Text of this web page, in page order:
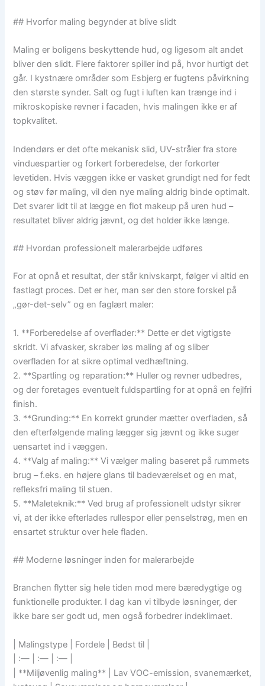
## Hvorfor maling begynder at blive slidt
Maling er boligens beskyttende hud, og ligesom alt andet
bliver den slidt. Flere faktorer spiller ind på, hvor hurtigt det
går. I kystnære områder som Esbjerg er fugtens påvirkning
den største synder. Salt og fugt i luften kan trænge ind i
mikroskopiske revner i facaden, hvis malingen ikke er af
topkvalitet.
Indendørs er det ofte mekanisk slid, UV-stråler fra store
vinduespartier og forkert forberedelse, der forkorter
levetiden. Hvis væggen ikke er vasket grundigt ned for fedt
og støv før maling, vil den nye maling aldrig binde optimalt.
Det svarer lidt til at lægge en flot makeup på uren hud –
resultatet bliver aldrig jævnt, og det holder ikke længe.
## Hvordan professionelt malerarbejde udføres
For at opnå et resultat, der står knivskarpt, følger vi altid en
fastlagt proces. Det er her, man ser den store forskel på
„gør-det-selv” og en faglært maler:
1. **Forberedelse af overflader:** Dette er det vigtigste
skridt. Vi afvasker, skraber løs maling af og sliber
overfladen for at sikre optimal vedhæftning.
2. **Spartling og reparation:** Huller og revner udbedres,
og der foretages eventuelt fuldspartling for at opnå en fejlfri
finish.
3. **Grunding:** En korrekt grunder mætter overfladen, så
den efterfølgende maling lægger sig jævnt og ikke suger
uensartet ind i væggen.
4. **Valg af maling:** Vi vælger maling baseret på rummets
brug – f.eks. en højere glans til badeværelset og en mat,
refleksfri maling til stuen.
5. **Maleteknik:** Ved brug af professionelt udstyr sikrer
vi, at der ikke efterlades rullespor eller penselstrøg, men en
ensartet struktur over hele fladen.
## Moderne løsninger inden for malerarbejde
Branchen flytter sig hele tiden mod mere bæredygtige og
funktionelle produkter. I dag kan vi tilbyde løsninger, der
ikke bare ser godt ud, men også forbedrer indeklimaet.
| Malingstype | Fordele | Bedst til |
| :— | :— | :— |
| **Miljøvenlig maling** | Lav VOC-emission, svanemærket,